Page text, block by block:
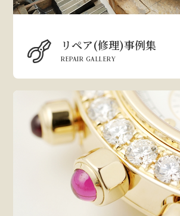
リペア(修理)事例集
REPAIR GALLERY